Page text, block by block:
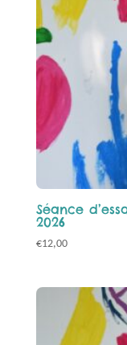
Séance
2026
€12,00